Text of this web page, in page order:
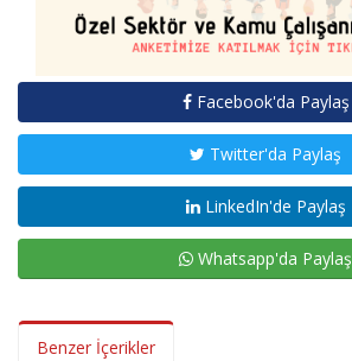
Facebook'da Paylaş
Twitter'da Paylaş
LinkedIn'de Paylaş
Whatsapp'da Paylaş
Benzer İçerikler